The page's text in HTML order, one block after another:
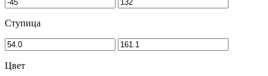
Ступица
Цвет